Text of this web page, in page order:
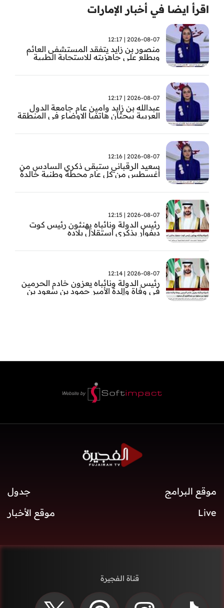
اقرأ ايضا في أخبار الإمارات
2026-08-07 | 12:17
منصور بن زايد يتفقد المستشفى العائم
ويطلع على جاهزيته للاستجابة الطبية
2026-08-07 | 12:17
عبدالله بن زايد وامين عام جامعة الدول
العربية يبحثان هاتفيا الاوضاع في المنطقة
2026-08-07 | 12:16
سعيد الرقباني ستبقى ذكرى السادس من
أغسطس من كل عام محطة وطنية خالدة
الوالد المؤسس
2026-08-07 | 12:15
رئيس الدولة ونائباه يهنئون رئيس كوت
ديفوار بذكرى استقلال بلاده
2026-08-07 | 12:14
رئيس الدولة ونائباه يعزون خادم الحرمين
في وفاة والدة الأمير حمود بن سعود بن
موقع البرامج
جدول
Live
موقع الأخبار
قناة الفجيرة